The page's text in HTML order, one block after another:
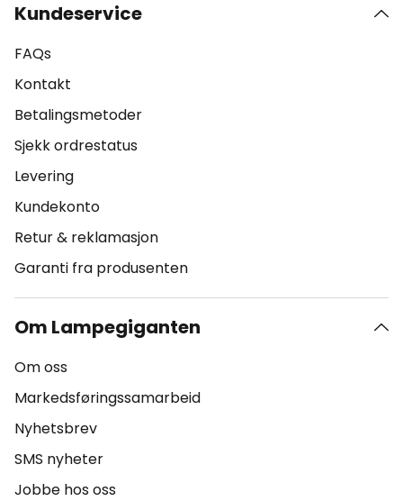
Kundeservice
FAQs
Kontakt
Betalingsmetoder
Sjekk ordrestatus
Levering
Kundekonto
Retur & reklamasjon
Garanti fra produsenten
Om Lampegiganten
Om oss
Markedsføringssamarbeid
Nyhetsbrev
SMS nyheter
Jobbe hos oss